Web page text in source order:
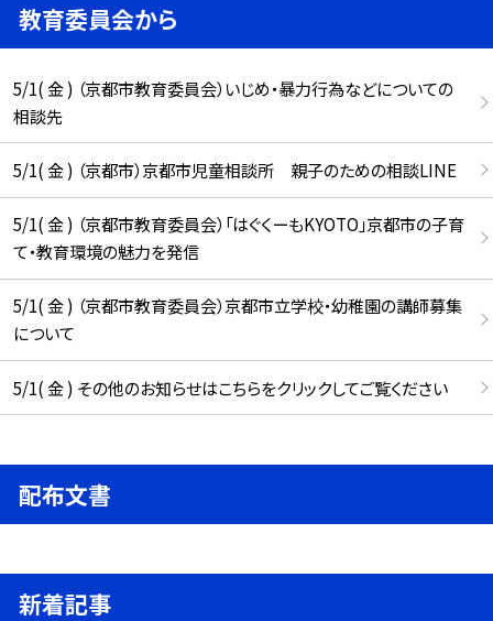
教育委員会から
5/1( 金 ) （京都市教育委員会）いじめ・暴力行為などについての
相談先
5/1( 金 ) （京都市）京都市児童相談所 親子のための相談LINE
5/1( 金 ) （京都市教育委員会）「はぐくーもKYOTO」京都市の子育
て・教育環境の魅力を発信
5/1( 金 ) （京都市教育委員会）京都市立学校・幼稚園の講師募集
について
5/1( 金 ) その他のお知らせはこちらをクリックしてご覧ください
配布文書
新着記事